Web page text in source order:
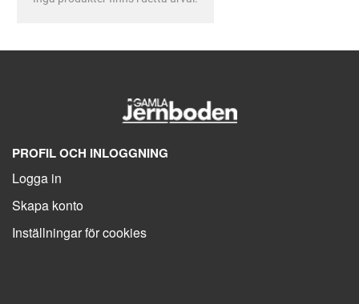
PROFIL OCH INLOGGNING
Logga in
Skapa konto
Inställningar för cookies